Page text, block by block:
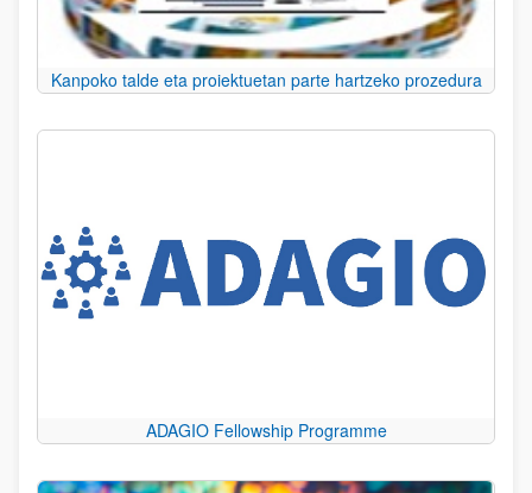
Kanpoko talde eta proiektuetan parte hartzeko prozedura
ADAGIO Fellowship Programme